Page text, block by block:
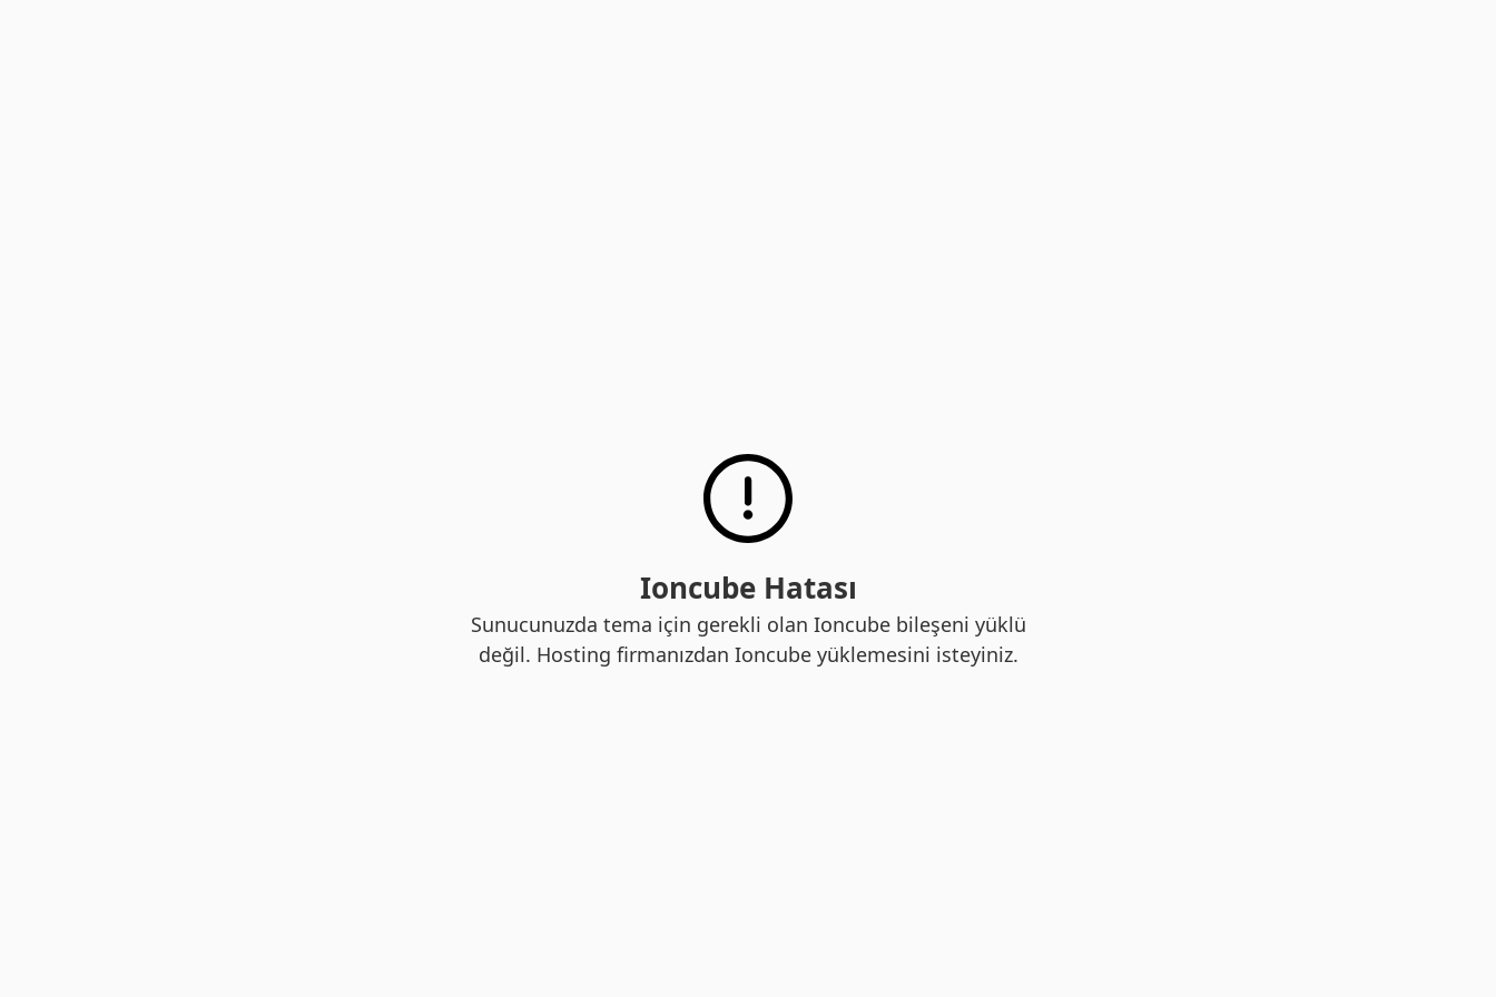
Ioncube Hatası
Sunucunuzda tema için gerekli olan Ioncube bileşeni yüklü
değil. Hosting firmanızdan Ioncube yüklemesini isteyiniz.